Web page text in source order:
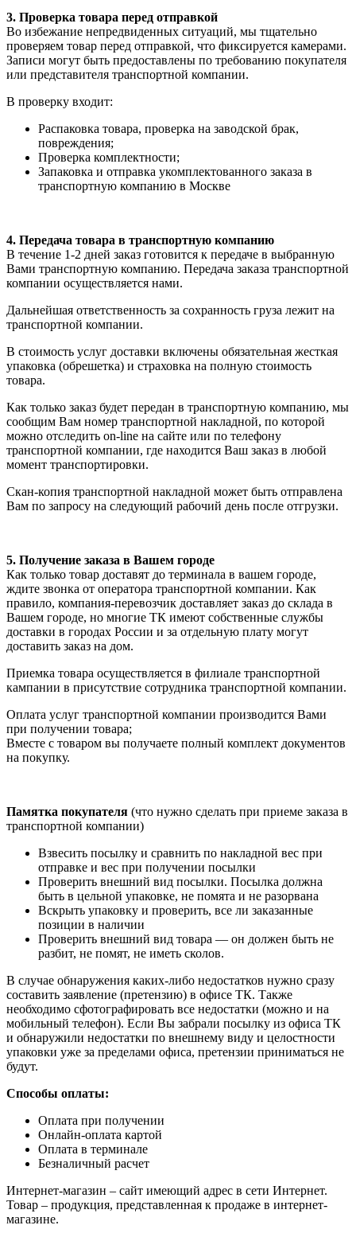
3. Проверка товара перед отправкой
Во избежание непредвиденных ситуаций, мы тщательно
проверяем товар перед отправкой, что фиксируется камерами.
Записи могут быть предоставлены по требованию покупателя
или представителя транспортной компании.
В проверку входит:
Распаковка товара, проверка на заводской брак,
повреждения;
Проверка комплектности;
Запаковка и отправка укомплектованного заказа в
транспортную компанию в Москве
4. Передача товара в транспортную компанию
В течение 1-2 дней заказ готовится к передаче в выбранную
Вами транспортную компанию. Передача заказа транспортной
компании осуществляется нами.
Дальнейшая ответственность за сохранность груза лежит на
транспортной компании.
В стоимость услуг доставки включены обязательная жесткая
упаковка (обрешетка) и страховка на полную стоимость
товара.
Как только заказ будет передан в транспортную компанию, мы
сообщим Вам номер транспортной накладной, по которой
можно отследить on-line на сайте или по телефону
транспортной компании, где находится Ваш заказ в любой
момент транспортировки.
Скан-копия транспортной накладной может быть отправлена
Вам по запросу на следующий рабочий день после отгрузки.
5. Получение заказа в Вашем городе
Как только товар доставят до терминала в вашем городе,
ждите звонка от оператора транспортной компании. Как
правило, компания-перевозчик доставляет заказ до склада в
Вашем городе, но многие ТК имеют собственные службы
доставки в городах России и за отдельную плату могут
доставить заказ на дом.
Приемка товара осуществляется в филиале транспортной
кампании в присутствие сотрудника транспортной компании.
Оплата услуг транспортной компании производится Вами
при получении товара;
Вместе с товаром вы получаете полный комплект документов
на покупку.
Памятка покупателя (что нужно сделать при приеме заказа в
транспортной компании)
Взвесить посылку и сравнить по накладной вес при
отправке и вес при получении посылки
Проверить внешний вид посылки. Посылка должна
быть в цельной упаковке, не помята и не разорвана
Вскрыть упаковку и проверить, все ли заказанные
позиции в наличии
Проверить внешний вид товара — он должен быть не
разбит, не помят, не иметь сколов.
В случае обнаружения каких-либо недостатков нужно сразу
составить заявление (претензию) в офисе ТК. Также
необходимо сфотографировать все недостатки (можно и на
мобильный телефон). Если Вы забрали посылку из офиса ТК
и обнаружили недостатки по внешнему виду и целостности
упаковки уже за пределами офиса, претензии приниматься не
будут.
Способы оплаты:
Оплата при получении
Онлайн-оплата картой
Оплата в терминале
Безналичный расчет
Интернет-магазин – сайт имеющий адрес в сети Интернет.
Товар – продукция, представленная к продаже в интернет-
магазине.